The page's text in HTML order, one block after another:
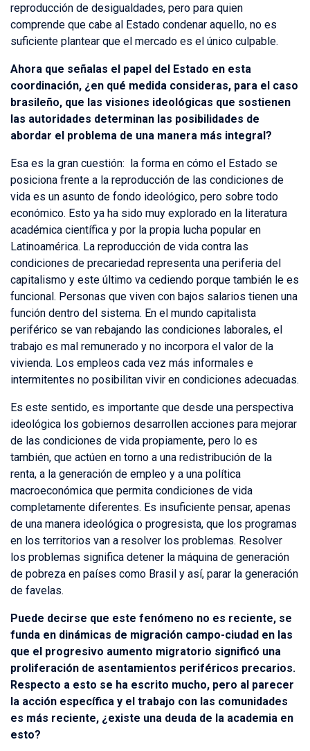
reproducción de desigualdades, pero para quien
comprende que cabe al Estado condenar aquello, no es
suficiente plantear que el mercado es el único culpable.
Ahora que señalas el papel del Estado en esta
coordinación, ¿en qué medida consideras, para el caso
brasileño, que las visiones ideológicas que sostienen
las autoridades determinan las posibilidades de
abordar el problema de una manera más integral?
Esa es la gran cuestión: la forma en cómo el Estado se
posiciona frente a la reproducción de las condiciones de
vida es un asunto de fondo ideológico, pero sobre todo
económico. Esto ya ha sido muy explorado en la literatura
académica científica y por la propia lucha popular en
Latinoamérica. La reproducción de vida contra las
condiciones de precariedad representa una periferia del
capitalismo y este último va cediendo porque también le es
funcional. Personas que viven con bajos salarios tienen una
función dentro del sistema. En el mundo capitalista
periférico se van rebajando las condiciones laborales, el
trabajo es mal remunerado y no incorpora el valor de la
vivienda. Los empleos cada vez más informales e
intermitentes no posibilitan vivir en condiciones adecuadas.
Es este sentido, es importante que desde una perspectiva
ideológica los gobiernos desarrollen acciones para mejorar
de las condiciones de vida propiamente, pero lo es
también, que actúen en torno a una redistribución de la
renta, a la generación de empleo y a una política
macroeconómica que permita condiciones de vida
completamente diferentes. Es insuficiente pensar, apenas
de una manera ideológica o progresista, que los programas
en los territorios van a resolver los problemas. Resolver
los problemas significa detener la máquina de generación
de pobreza en países como Brasil y así, parar la generación
de favelas.
Puede decirse que este fenómeno no es reciente, se
funda en dinámicas de migración campo-ciudad en las
que el progresivo aumento migratorio significó una
proliferación de asentamientos periféricos precarios.
Respecto a esto se ha escrito mucho, pero al parecer
la acción específica y el trabajo con las comunidades
es más reciente, ¿existe una deuda de la academia en
esto?